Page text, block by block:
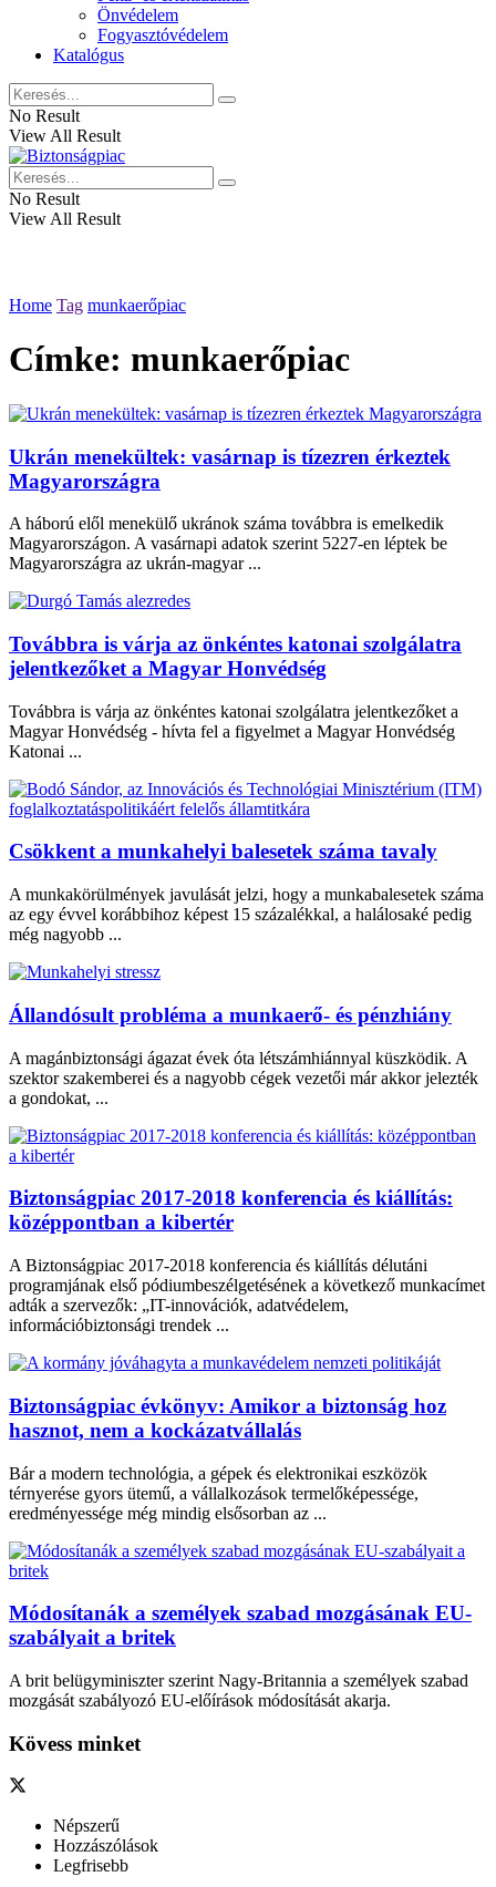
Önvédelem
Fogyasztóvédelem
Katalógus
No Result
View All Result
No Result
View All Result
Home Tag munkaerőpiac
Címke: munkaerőpiac
Ukrán menekültek: vasárnap is tízezren érkeztek
Magyarországra
A háború elől menekülő ukránok száma továbbra is emelkedik
Magyarországon. A vasárnapi adatok szerint 5227-en léptek be
Magyarországra az ukrán-magyar ...
Továbbra is várja az önkéntes katonai szolgálatra
jelentkezőket a Magyar Honvédség
Továbbra is várja az önkéntes katonai szolgálatra jelentkezőket a
Magyar Honvédség - hívta fel a figyelmet a Magyar Honvédség
Katonai ...
Csökkent a munkahelyi balesetek száma tavaly
A munkakörülmények javulását jelzi, hogy a munkabalesetek száma
az egy évvel korábbihoz képest 15 százalékkal, a halálosaké pedig
még nagyobb ...
Állandósult probléma a munkaerő- és pénzhiány
A magánbiztonsági ágazat évek óta létszámhiánnyal küszködik. A
szektor szakemberei és a nagyobb cégek vezetői már akkor jelezték
a gondokat, ...
Biztonságpiac 2017-2018 konferencia és kiállítás:
középpontban a kibertér
A Biztonságpiac 2017-2018 konferencia és kiállítás délutáni
programjának első pódiumbeszélgetésének a következő munkacímet
adták a szervezők: „IT-innovációk, adatvédelem,
információbiztonsági trendek ...
Biztonságpiac évkönyv: Amikor a biztonság hoz
hasznot, nem a kockázatvállalás
Bár a modern technológia, a gépek és elektronikai eszközök
térnyerése gyors ütemű, a vállalkozások termelőképessége,
eredményessége még mindig elsősorban az ...
Módosítanák a személyek szabad mozgásának EU-
szabályait a britek
A brit belügyminiszter szerint Nagy-Britannia a személyek szabad
mozgását szabályozó EU-előírások módosítását akarja.
Kövess minket
Népszerű
Hozzászólások
Legfrisebb